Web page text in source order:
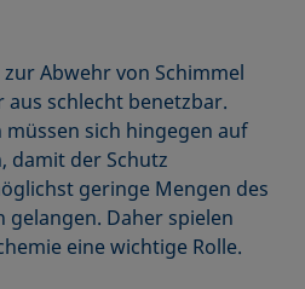
Abwehr von Schimmel
schlecht benetzbar.
sich hingegen auf
damit der Schutz
geringe Mengen des
Daher spielen
eine wichtige Rolle.